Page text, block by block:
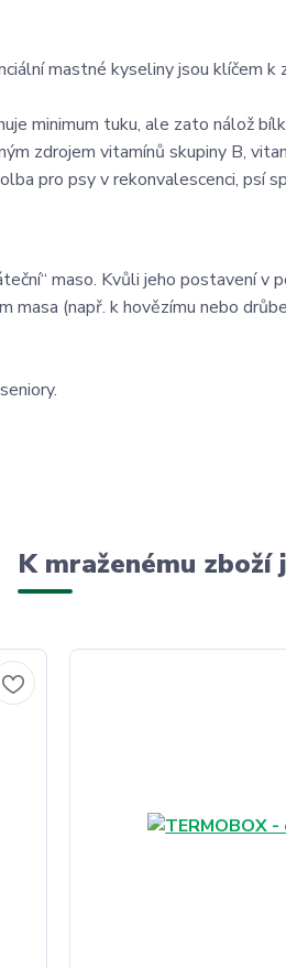
mastné kyseliny jsou klíčem
minimum tuku, ale zato nálož
zdrojem vitamínů skupiny B,
pro psy v rekonvalescenci, psí
maso. Kvůli jeho postavení
masa (např. k hovězímu nebo
K mraženému zboží